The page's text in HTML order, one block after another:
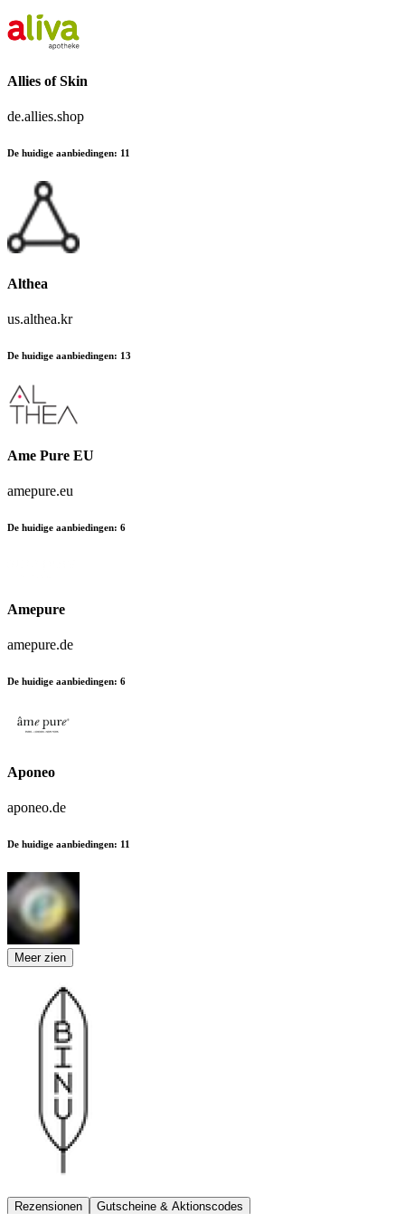
Allies of Skin
de.allies.shop
De huidige aanbiedingen: 11
Althea
us.althea.kr
De huidige aanbiedingen: 13
Ame Pure EU
amepure.eu
De huidige aanbiedingen: 6
Amepure
amepure.de
De huidige aanbiedingen: 6
Aponeo
aponeo.de
De huidige aanbiedingen: 11
Meer zien
Rezensionen Gutscheine & Aktionscodes